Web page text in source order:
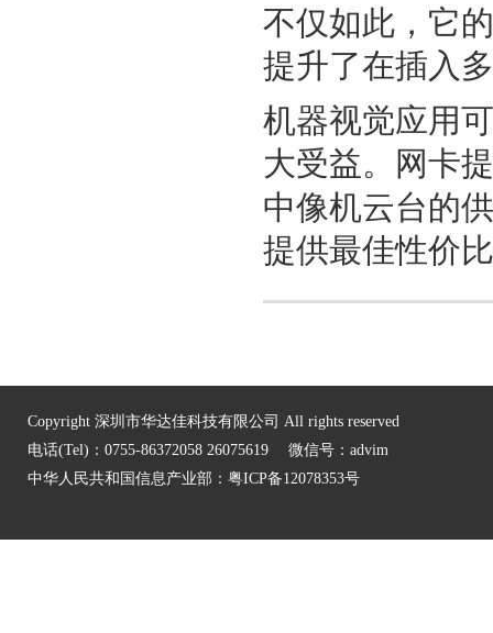
不仅如此，它
提升了在插入
机器视觉应用
大受益。网卡
中像机云台的
提供最佳性价
Copyright 深圳市华达佳科技有限公司 All rights reserved
电话(Tel)：0755-86372058 26075619 微信号：advim
中华人民共和国信息产业部： 粤ICP备12078353号